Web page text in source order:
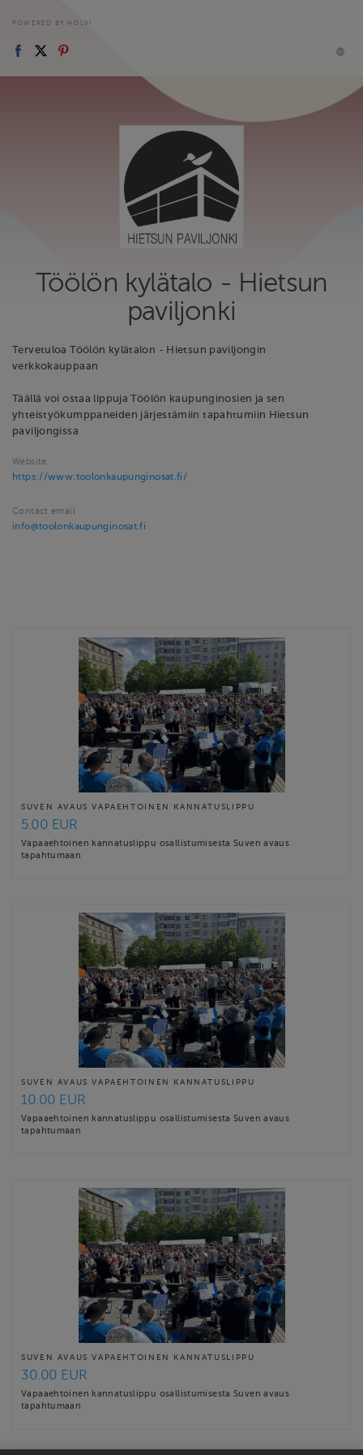
POWERED BY HOLVI
Töölön kylätalo - Hietsun
paviljonki
Tervetuloa Töölön kylätalon - Hietsun paviljongin
verkkokauppaan
Täällä voi ostaa lippuja Töölön kaupunginosien ja sen
yhteistyökumppaneiden järjestämiin tapahtumiin Hietsun
paviljongissa
Website
https://www.toolonkaupunginosat.fi/
Contact email
info@toolonkaupunginosat.fi
SUVEN AVAUS VAPAEHTOINEN KANNATUSLIPPU
5.00 EUR
Vapaaehtoinen kannatuslippu osallistumisesta Suven avaus
tapahtumaan
SUVEN AVAUS VAPAEHTOINEN KANNATUSLIPPU
10.00 EUR
Vapaaehtoinen kannatuslippu osallistumisesta Suven avaus
tapahtumaan
SUVEN AVAUS VAPAEHTOINEN KANNATUSLIPPU
30.00 EUR
Vapaaehtoinen kannatuslippu osallistumisesta Suven avaus
tapahtumaan